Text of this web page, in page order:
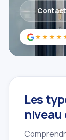
Les
niveau